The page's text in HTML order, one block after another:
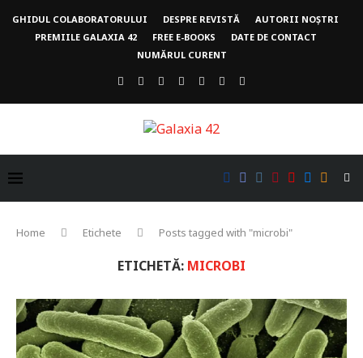
GHIDUL COLABORATORULUI DESPRE REVISTĂ
AUTORII NOȘTRI
PREMIILE GALAXIA 42
FREE E-BOOKS
DATE DE CONTACT
NUMĂRUL CURENT
Home Etichete Posts tagged with "microbi"
ETICHETĂ: MICROBI